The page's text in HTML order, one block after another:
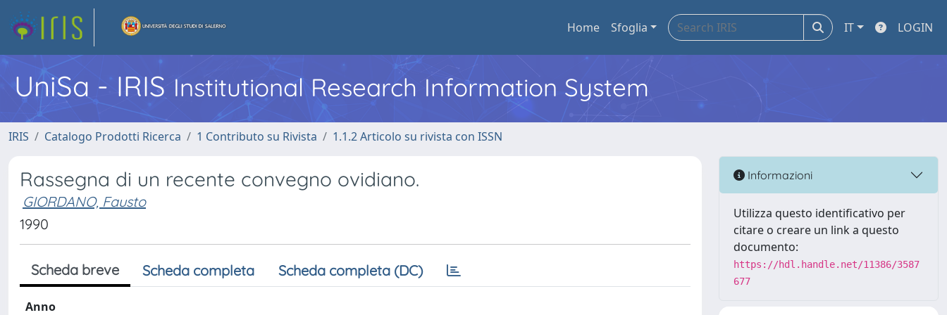
Home Sfoglia IT LOGIN
UniSa - IRIS Institutional Research Information System
IRIS Catalogo Prodotti Ricerca 1 Contributo su Rivista 1.1.2 Articolo su rivista con ISSN
Rassegna di un recente convegno ovidiano.
GIORDANO, Fausto
1990
Scheda breve Scheda completa Scheda completa (DC)
Anno
Informazioni
Utilizza questo identificativo per
citare o creare un link a questo
documento:
https://hdl.handle.net/11386/3587
677